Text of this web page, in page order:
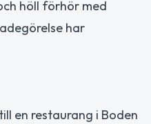
höll förhör med
har
en restaurang i Boden